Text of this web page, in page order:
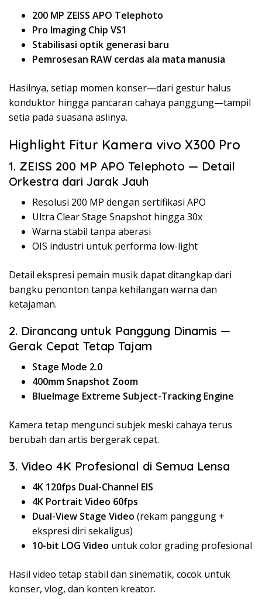
200 MP ZEISS APO Telephoto
Pro Imaging Chip VS1
Stabilisasi optik generasi baru
Pemrosesan RAW cerdas ala mata manusia
Hasilnya, setiap momen konser—dari gestur halus
konduktor hingga pancaran cahaya panggung—tampil
setia pada suasana aslinya.
Highlight Fitur Kamera vivo X300 Pro
1. ZEISS 200 MP APO Telephoto — Detail
Orkestra dari Jarak Jauh
Resolusi 200 MP dengan sertifikasi APO
Ultra Clear Stage Snapshot hingga 30x
Warna stabil tanpa aberasi
OIS industri untuk performa low-light
Detail ekspresi pemain musik dapat ditangkap dari
bangku penonton tanpa kehilangan warna dan
ketajaman.
2. Dirancang untuk Panggung Dinamis —
Gerak Cepat Tetap Tajam
Stage Mode 2.0
400mm Snapshot Zoom
BlueImage Extreme Subject-Tracking Engine
Kamera tetap mengunci subjek meski cahaya terus
berubah dan artis bergerak cepat.
3. Video 4K Profesional di Semua Lensa
4K 120fps Dual-Channel EIS
4K Portrait Video 60fps
Dual-View Stage Video (rekam panggung +
ekspresi diri sekaligus)
10-bit LOG Video untuk color grading profesional
Hasil video tetap stabil dan sinematik, cocok untuk
konser, vlog, dan konten kreator.